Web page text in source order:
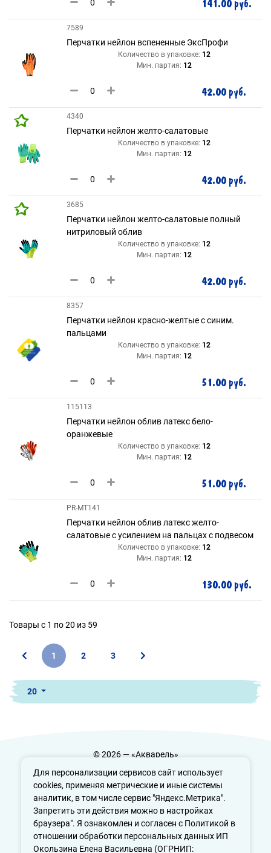
Для персонализации сервисов сайт использует
cookies, применяя метрические и иные системы
аналитик, в том числе сервис "Яндекс.Метрика".
Запретить эти действия можно в настройках
браузера". Я ознакомлен и согласен с Политикой в
отношении обработки персональных данных ИП
Окользина Елена Васильевна (ОГРНИП:
141.00 руб.
7589
Перчатки нейлон вспененные ЭксПрофи
Количество в упаковке: 12
Мин. партия: 12
42.00 руб.
4340
Перчатки нейлон желто-салатовые
Количество в упаковке: 12
Мин. партия: 12
42.00 руб.
3685
Перчатки нейлон желто-салатовые полный
нитриловый облив
Количество в упаковке: 12
Мин. партия: 12
42.00 руб.
8357
Перчатки нейлон красно-желтые с синим.
пальцами
Количество в упаковке: 12
Мин. партия: 12
51.00 руб.
115113
Перчатки нейлон облив латекс бело-
оранжевые
Количество в упаковке: 12
Мин. партия: 12
51.00 руб.
PR-MT141
Перчатки нейлон облив латекс желто-
салатовые с усилением на пальцах с подвесом
Количество в упаковке: 12
Мин. партия: 12
130.00 руб.
Товары с 1 по 20 из 59
1 2 3
20
© 2026 — «Акварель»
Политика конфиденциальности